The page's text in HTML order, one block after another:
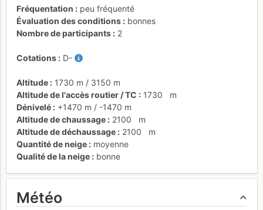
Fréquentation
peu fréquenté
Évaluation des conditions
bonnes
Nombre de participants
2
Cotations D-
Altitude 1730 m / 3150 m
Altitude de l'accès routier / TC
1730
m
Dénivelé
+1470 m / -1470 m
Altitude de chaussage
2100
m
Altitude de déchaussage
2100
m
Quantité de neige
moyenne
Qualité de la neige
bonne
Météo